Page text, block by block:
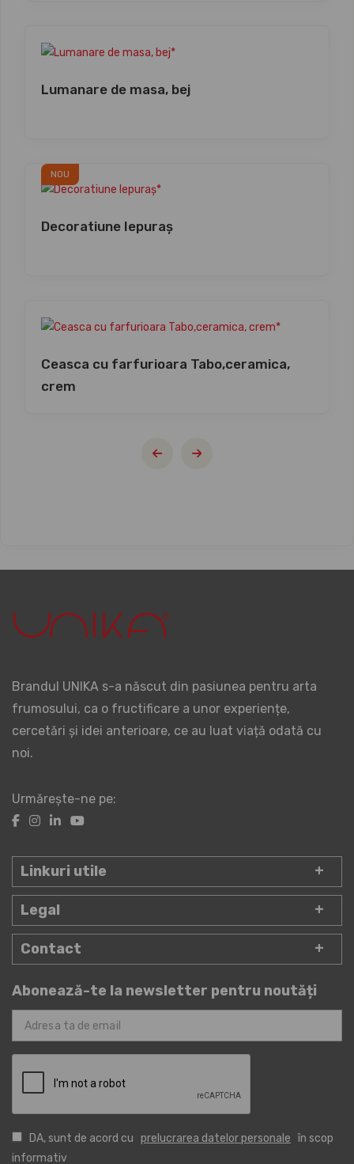
Lumanare de masa, bej
NOU
Decoratiune Iepuraș
Ceasca cu farfurioara Tabo,ceramica,
crem
Brandul UNIKA s-a născut din pasiunea pentru arta
frumosului, ca o fructificare a unor experiențe,
cercetări și idei anterioare, ce au luat viață odată cu
noi.
Urmărește-ne pe:
Linkuri utile
Legal
Contact
Abonează-te la newsletter pentru noutăți
DA, sunt de acord cu prelucrarea datelor personale în scop
informativ